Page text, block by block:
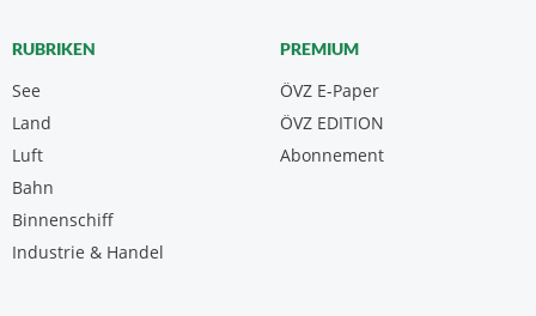
RUBRIKEN
See
Land
Luft
Bahn
Binnenschiff
Industrie & Handel
PREMIUM
ÖVZ E-Paper
Abonnement
ÖVZ EDITION